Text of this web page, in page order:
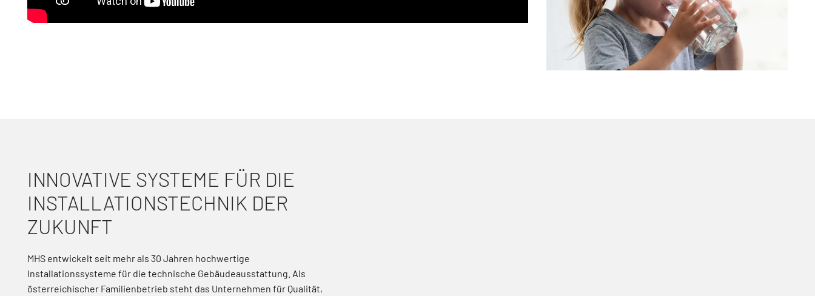
INNOVATIVE SYSTEME FÜR DIE
INSTALLATIONSTECHNIK DER
ZUKUNFT
MHS entwickelt seit mehr als 30 Jahren hochwertige
Installationssysteme für die technische Gebäudeausstattung. Als
österreichischer Familienbetrieb steht das Unternehmen für Qualität,